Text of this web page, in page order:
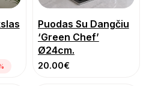
Puodas Su Dangčiu
‘Green Chef’
Ø24cm.
20.00€